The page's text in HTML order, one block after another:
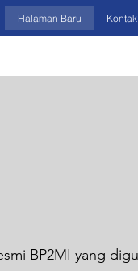
Halaman Baru Kontak
BP2MI yang